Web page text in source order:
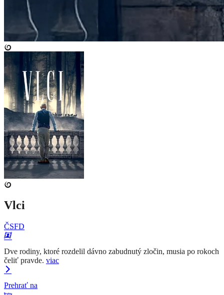
Vlci
ČSFD
Dve rodiny, ktoré rozdelil dávno zabudnutý zločin, musia po rokoch
čeliť pravde. viac
Prehrať na